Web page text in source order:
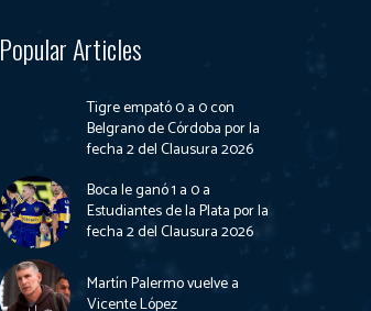
Popular Articles
Tigre empató 0 a 0 con
Belgrano de Córdoba por la
fecha 2 del Clausura 2026
Boca le ganó 1 a 0 a
Estudiantes de la Plata por la
fecha 2 del Clausura 2026
Martín Palermo vuelve a
Vicente López